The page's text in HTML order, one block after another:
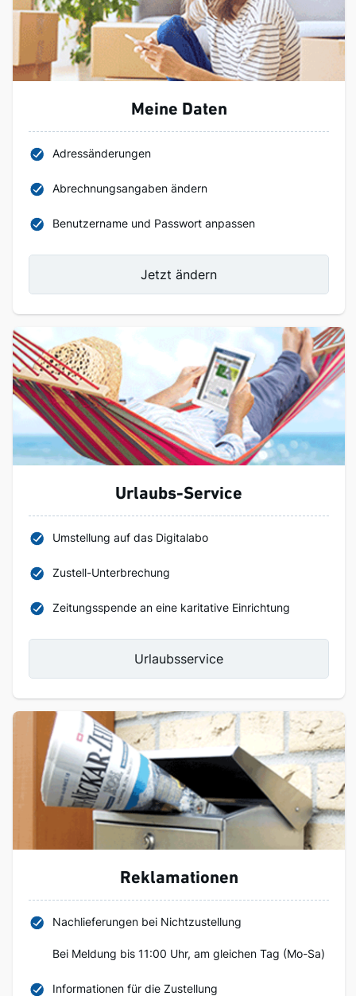
Meine Daten
Adressänderungen
Abrechnungsangaben ändern
Benutzername und Passwort anpassen
Jetzt ändern
Urlaubs-Service
Umstellung auf das Digitalabo
Zustell-Unterbrechung
Zeitungsspende an eine karitative Einrichtung
Urlaubsservice
Reklamationen
Nachlieferungen bei Nichtzustellung
Bei Meldung bis 11:00 Uhr, am gleichen Tag (Mo-Sa)
Informationen für die Zustellung